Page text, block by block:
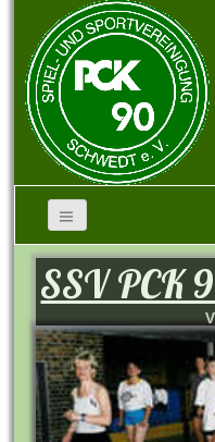
SSV PCK